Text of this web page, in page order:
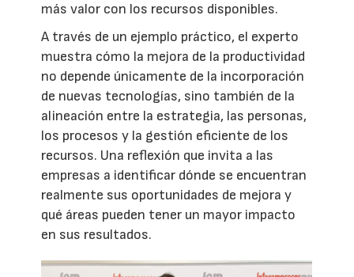
más valor con los recursos disponibles.
A través de un ejemplo práctico, el experto
muestra cómo la mejora de la productividad
no depende únicamente de la incorporación
de nuevas tecnologías, sino también de la
alineación entre la estrategia, las personas,
los procesos y la gestión eficiente de los
recursos. Una reflexión que invita a las
empresas a identificar dónde se encuentran
realmente sus oportunidades de mejora y
qué áreas pueden tener un mayor impacto
en sus resultados.